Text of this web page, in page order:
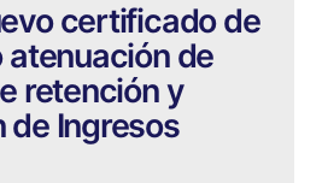
certificado de
atenuación de
retención y
de Ingresos